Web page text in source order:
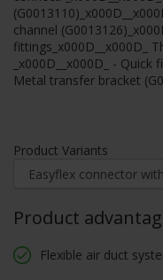
channel
fittings_x000D__x000D_
_x000D__x000D_ -
Metal transfer bracket
Product Variants
Product
Flexible air duct